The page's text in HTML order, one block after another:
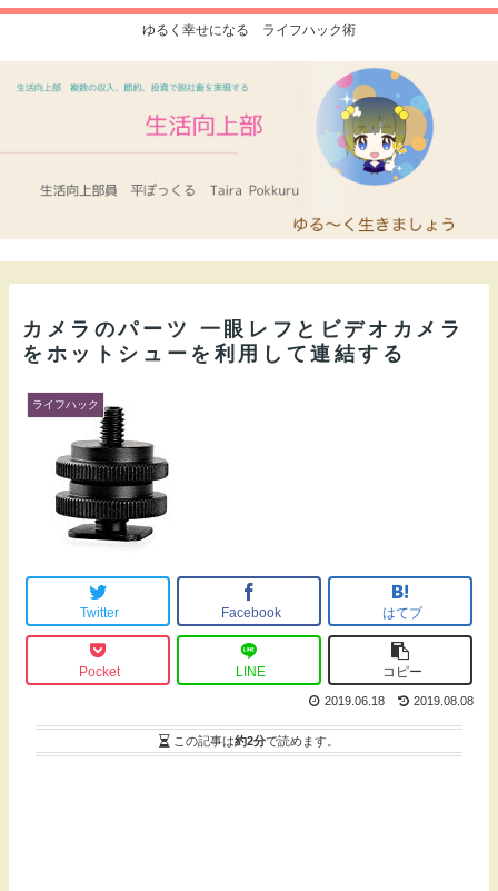
ゆるく幸せになる ライフハック術
カメラのパーツ 一眼レフとビデオカメラ
をホットシューを利用して連結する
ライフハック
Twitter Facebook はてブ
Pocket LINE コピー
2019.08.08
2019.06.18
この記事は約2分で読めます。